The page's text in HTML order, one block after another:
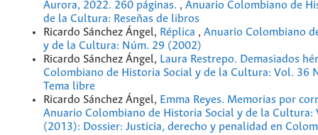
Aurora, 2022. 260 páginas. , Anuario Colombiano de
de la Cultura: Reseñas de libros
Ricardo Sánchez Ángel, Réplica , Anuario Colombiano
y de la Cultura: Núm. 29 (2002)
Ricardo Sánchez Ángel, Laura Restrepo. Demasiados
Colombiano de Historia Social y de la Cultura: Vol. 36
Tema libre
Ricardo Sánchez Ángel, Emma Reyes. Memorias por
Anuario Colombiano de Historia Social y de la Cultura:
(2013): Dossier: Justicia, derecho y penalidad en